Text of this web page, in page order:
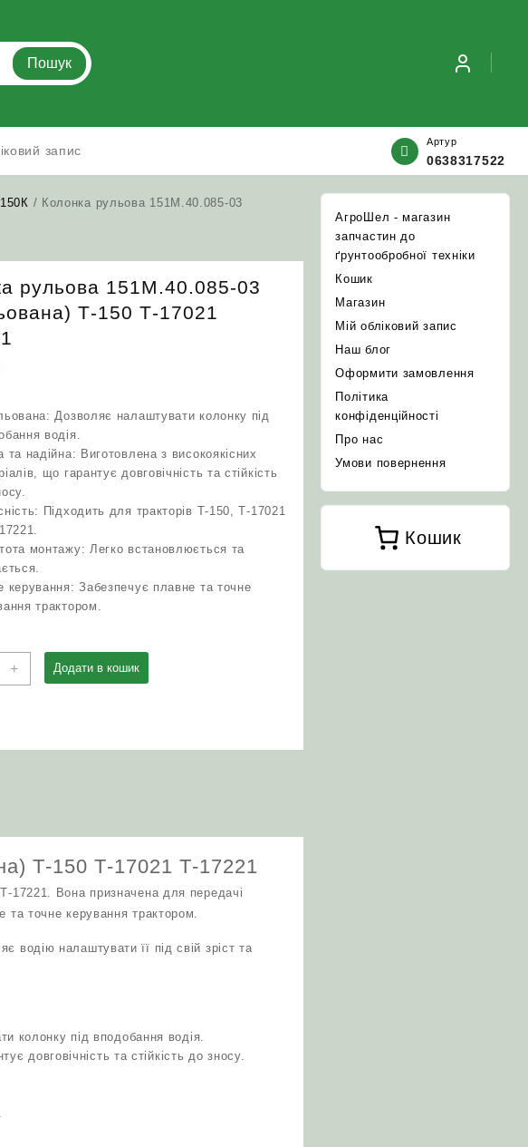
Пошук
запис
Артур
0638317522
/ Колонка рульова 151М.40.085-03
рульова 151М.40.085-03
Т-150 Т-17021
Дозволяє налаштувати колонку під
водія.
та надійна: Виготовлена з високоякісних
що гарантує довговічність та стійкість
Підходить для тракторів Т-150, Т-17021
монтажу: Легко встановлюється та
керування: Забезпечує плавне та точне
трактором.
+ Додати в кошик
Т-150 Т-17021 Т-17221
17221. Вона призначена для передачі
точне керування трактором.
водію налаштувати її під свій зріст та
колонку під вподобання водія.
довговічність та стійкість до зносу.
АгроШел - магазин
запчастин до
ґрунтообробної техніки
Кошик
Магазин
Мій обліковий запис
Наш блог
Оформити замовлення
Політика
конфіденційності
Про нас
Умови повернення
Кошик